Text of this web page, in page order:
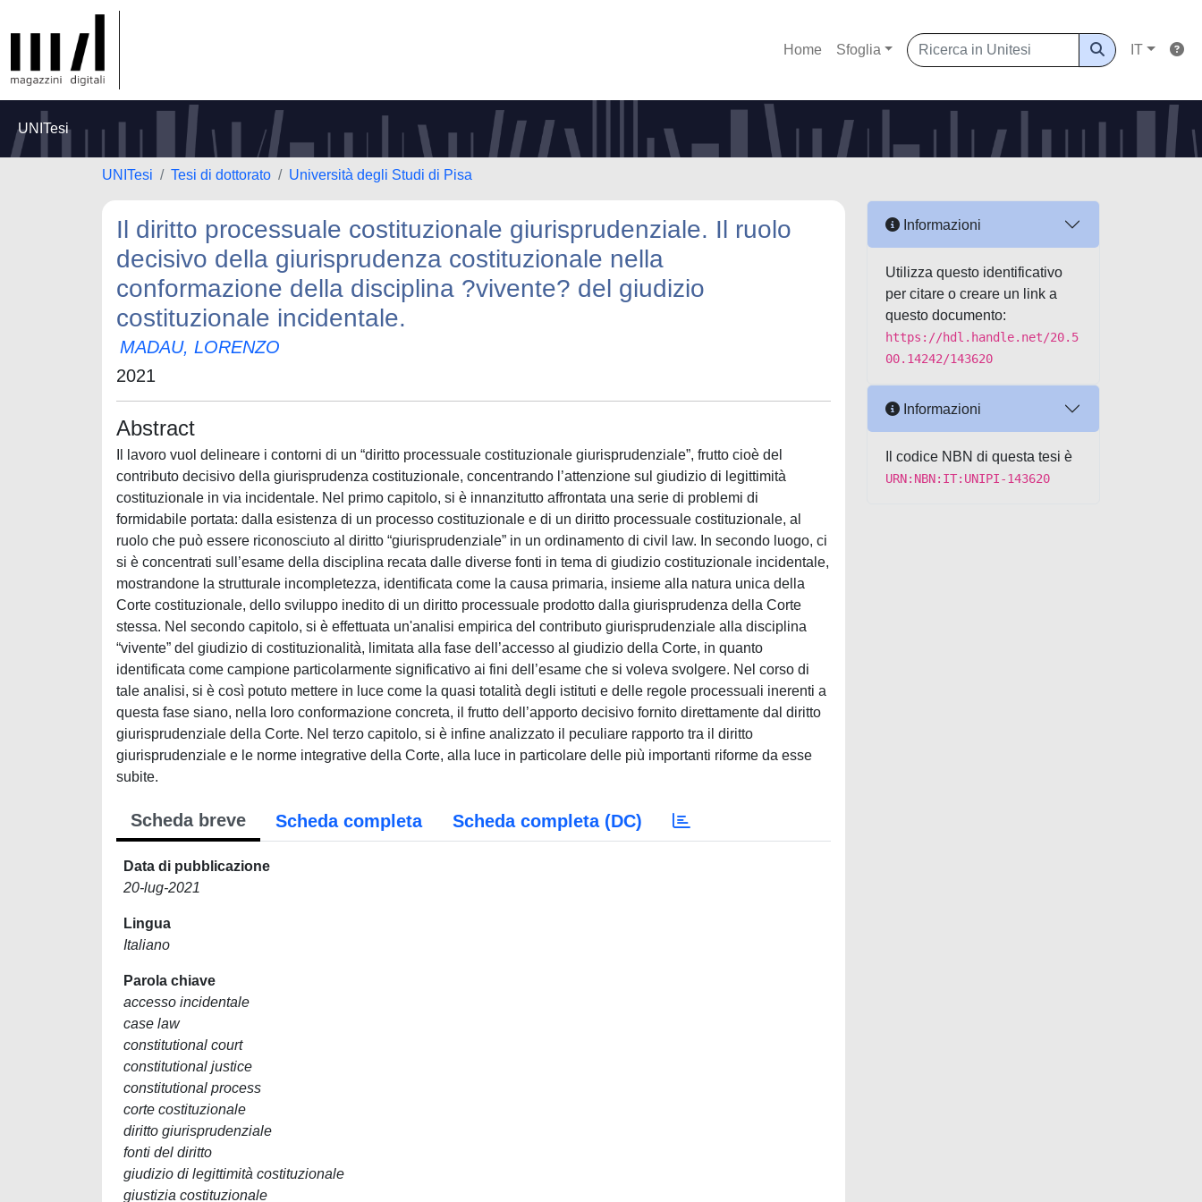
Home Sfoglia IT
UNITesi
UNITesi Tesi di dottorato Università degli Studi di Pisa
Il diritto processuale costituzionale giurisprudenziale. Il ruolo
decisivo della giurisprudenza costituzionale nella
conformazione della disciplina ?vivente? del giudizio
costituzionale incidentale.
MADAU, LORENZO
2021
Abstract
Il lavoro vuol delineare i contorni di un “diritto processuale costituzionale giurisprudenziale”, frutto cioè del
contributo decisivo della giurisprudenza costituzionale, concentrando l’attenzione sul giudizio di legittimità
costituzionale in via incidentale. Nel primo capitolo, si è innanzitutto affrontata una serie di problemi di
formidabile portata: dalla esistenza di un processo costituzionale e di un diritto processuale costituzionale, al
ruolo che può essere riconosciuto al diritto “giurisprudenziale” in un ordinamento di civil law. In secondo luogo, ci
si è concentrati sull’esame della disciplina recata dalle diverse fonti in tema di giudizio costituzionale incidentale,
mostrandone la strutturale incompletezza, identificata come la causa primaria, insieme alla natura unica della
Corte costituzionale, dello sviluppo inedito di un diritto processuale prodotto dalla giurisprudenza della Corte
stessa. Nel secondo capitolo, si è effettuata un'analisi empirica del contributo giurisprudenziale alla disciplina
“vivente” del giudizio di costituzionalità, limitata alla fase dell’accesso al giudizio della Corte, in quanto
identificata come campione particolarmente significativo ai fini dell’esame che si voleva svolgere. Nel corso di
tale analisi, si è così potuto mettere in luce come la quasi totalità degli istituti e delle regole processuali inerenti a
questa fase siano, nella loro conformazione concreta, il frutto dell’apporto decisivo fornito direttamente dal diritto
giurisprudenziale della Corte. Nel terzo capitolo, si è infine analizzato il peculiare rapporto tra il diritto
giurisprudenziale e le norme integrative della Corte, alla luce in particolare delle più importanti riforme da esse
subite.
Scheda breve Scheda completa Scheda completa (DC)
Data di pubblicazione
20-lug-2021
Lingua
Italiano
Parola chiave
accesso incidentale
case law
constitutional court
constitutional justice
constitutional process
corte costituzionale
diritto giurisprudenziale
fonti del diritto
giudizio di legittimità costituzionale
giustizia costituzionale
Informazioni
Utilizza questo identificativo
per citare o creare un link a
questo documento:
https://hdl.handle.net/20.5
00.14242/143620
Informazioni
Il codice NBN di questa tesi è
URN:NBN:IT:UNIPI-143620